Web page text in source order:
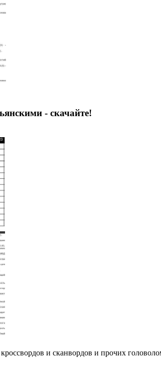
- скачайте!
и сканвордов и прочих